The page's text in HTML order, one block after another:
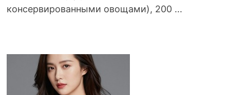
консервированными овощами), 200 ...